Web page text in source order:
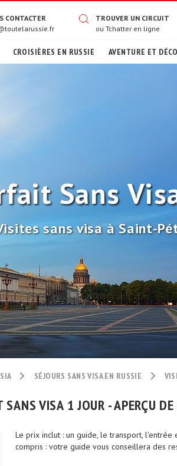
CONTACTER
TROUVER UN CIRCUIT
ou Tchatter en ligne
CROISIÈRES EN RUSSIE AVENTURE ET
Sans
sans visa à Saint-
SÉJOURS SANS VISA EN RUSSIE
SANS VISA 1 JOUR - APERÇU
Le prix inclut : un guide, le transport,
compris : votre guide vous conseillera des